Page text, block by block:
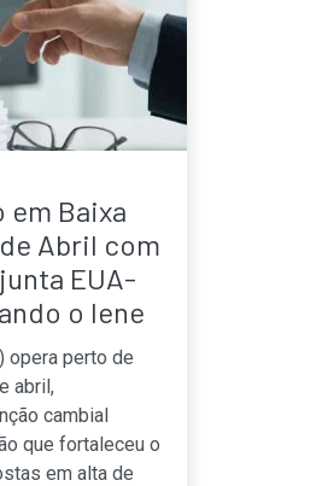
em Baixa
Abril com
EUA-
o Iene
opera perto de
abril,
cambial
que fortaleceu o
em alta de